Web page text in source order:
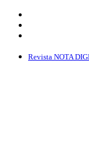
Revista NOTA